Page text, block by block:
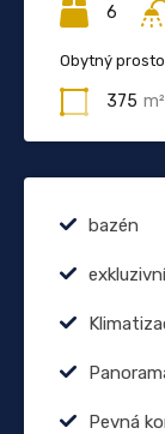
6
Obytný
375 m²
bazén
Pevná